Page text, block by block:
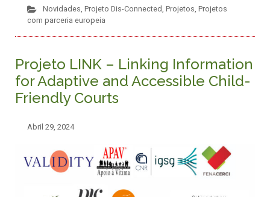
Novidades Projeto Dis-Connected Projetos Projetos
com parceria europeia
Projeto LINK – Linking Information
for Adaptive and Accessible Child-
Friendly Courts
Abril 29, 2024